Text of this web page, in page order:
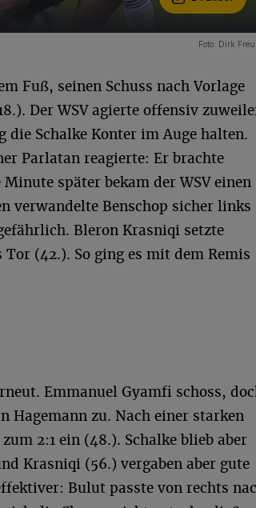
Foto: Dirk
Fuß, seinen Schuss nach Vorlage
Der WSV agierte offensiv
Schalke Konter im Auge halten.
Parlatan reagierte: Er brachte
später bekam der WSV einen
verwandelte Benschop sicher links
Bleron Krasniqi setzte
(42.). So ging es mit dem Remis
Emmanuel Gyamfi schoss,
Hagemann zu. Nach einer starken
2:1 ein (48.). Schalke blieb aber
Krasniqi (56.) vergaben aber gute
Bulut passte von rechts